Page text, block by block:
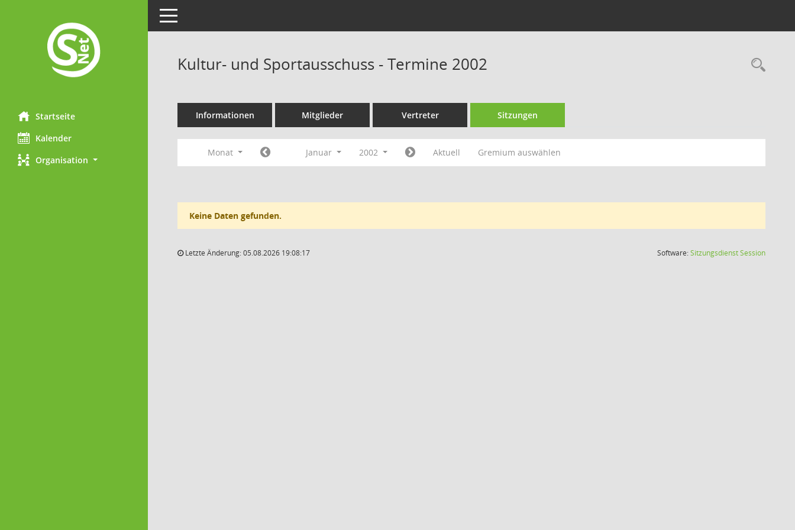
Startseite
Kalender
Organisation
Toggle navigation
Kultur- und Sportausschuss - Termine 2002
Informationen Mitglieder Vertreter Sitzungen
Monat Januar 2002 Aktuell Gremium auswählen
Keine Daten gefunden.
Letzte Änderung: 05.08.2026 19:08:17 Software:SitzungsdienstSession(Wird in